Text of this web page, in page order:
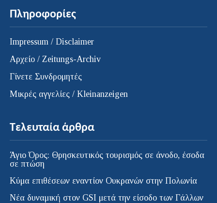
Πληροφορίες
Impressum / Disclaimer
Αρχείο / Zeitungs-Archiv
Γίνετε Συνδρομητές
Μικρές αγγελίες / Kleinanzeigen
Τελευταία άρθρα
Άγιο Όρος: Θρησκευτικός τουρισμός σε άνοδο, έσοδα
σε πτώση
Κύμα επιθέσεων εναντίον Ουκρανών στην Πολωνία
Νέα δυναμική στον GSI μετά την είσοδο των Γάλλων